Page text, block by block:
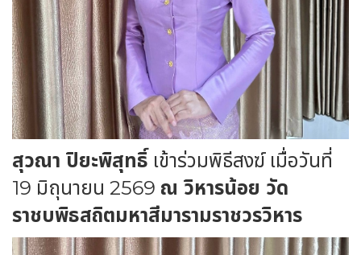
สุวณา ปิยะพิสุทธิ์ เข้าร่วมพิธีสงฆ์ เมื่อวันที่
19 มิถุนายน 2569 ณ วิหารน้อย วัด
ราชบพิธสถิตมหาสีมารามราชวรวิหาร